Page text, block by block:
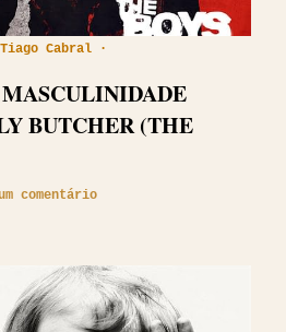
Cabral
BUTCHER (THE
comentário